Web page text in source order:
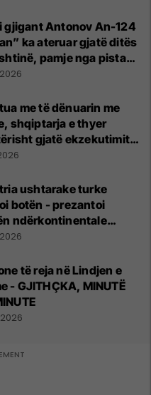
gjigant Antonov An-124
ka ateruar gjatë ditës
pamje nga pista
edhe në rrjete
me të dënuarin me
shqiptarja e thyer
gjatë ekzekutimit
ushtarake turke
botën - prezantoi
ndërkontinentale
të reja në Lindjen e
- GJITHÇKA, MINUTË